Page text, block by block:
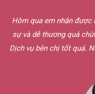
Nước hoa rất thơm.
khi sử dụng